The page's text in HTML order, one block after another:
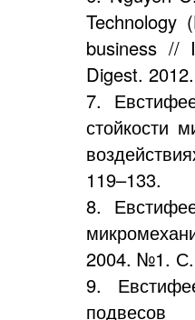
Technology
business //
Digest.
7.
стойкости
119–133.
8.
2004. №1.
9.
подвесов